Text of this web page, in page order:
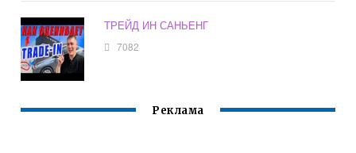
ТРЕЙД ИН САНЬЕНГ
7082
Реклама